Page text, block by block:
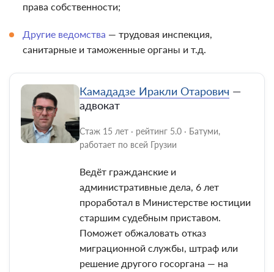
права собственности;
Другие ведомства — трудовая инспекция,
санитарные и таможенные органы и т.д.
Камададзе Иракли Отарович —
адвокат
Стаж 15 лет · рейтинг 5.0 · Батуми,
работает по всей Грузии
Ведёт гражданские и
административные дела, 6 лет
проработал в Министерстве юстиции
старшим судебным приставом.
Поможет обжаловать отказ
миграционной службы, штраф или
решение другого госоргана — на